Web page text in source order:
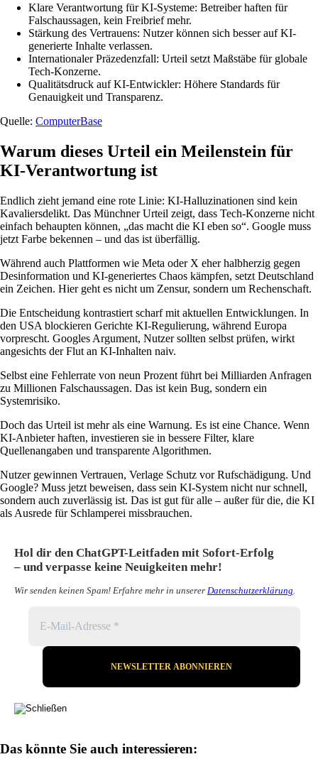
Klare Verantwortung für KI-Systeme: Betreiber haften für
Falschaussagen, kein Freibrief mehr.
Stärkung des Vertrauens: Nutzer können sich besser auf KI-
generierte Inhalte verlassen.
Internationaler Präzedenzfall: Urteil setzt Maßstäbe für globale
Tech-Konzerne.
Qualitätsdruck auf KI-Entwickler: Höhere Standards für
Genauigkeit und Transparenz.
Quelle: ComputerBase
Warum dieses Urteil ein Meilenstein für
KI-Verantwortung ist
Endlich zieht jemand eine rote Linie: KI-Halluzinationen sind kein
Kavaliersdelikt. Das Münchner Urteil zeigt, dass Tech-Konzerne nicht
einfach behaupten können, „das macht die KI eben so“. Google muss
jetzt Farbe bekennen – und das ist überfällig.
Während auch Plattformen wie Meta oder X eher halbherzig gegen
Desinformation und KI-generiertes Chaos kämpfen, setzt Deutschland
ein Zeichen. Hier geht es nicht um Zensur, sondern um Rechenschaft.
Die Entscheidung kontrastiert scharf mit aktuellen Entwicklungen. In
den USA blockieren Gerichte KI-Regulierung, während Europa
vorprescht. Googles Argument, Nutzer sollten selbst prüfen, wirkt
angesichts der Flut an KI-Inhalten naiv.
Selbst eine Fehlerrate von neun Prozent führt bei Milliarden Anfragen
zu Millionen Falschaussagen. Das ist kein Bug, sondern ein
Systemrisiko.
Doch das Urteil ist mehr als eine Warnung. Es ist eine Chance. Wenn
KI-Anbieter haften, investieren sie in bessere Filter, klare
Quellenangaben und transparente Algorithmen.
Nutzer gewinnen Vertrauen, Verlage Schutz vor Rufschädigung. Und
Google? Muss jetzt beweisen, dass sein KI-System nicht nur schnell,
sondern auch zuverlässig ist. Das ist gut für alle – außer für die, die KI
als Ausrede für Schlamperei missbrauchen.
Hol dir den ChatGPT-Leitfaden mit Sofort-Erfolg
– und verpasse keine Neuigkeiten mehr!
Wir senden keinen Spam! Erfahre mehr in unserer Datenschutzerklärung
Das könnte Sie auch interessieren: